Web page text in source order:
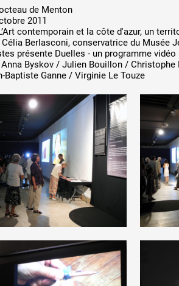
de Menton
2011
contemporain et la côte d'azur, un
Berlasconi, conservatrice du Musée
présente Duelles - un programme vidéo
Byskov / Julien Bouillon /
Baptiste Ganne / Virginie Le Touze